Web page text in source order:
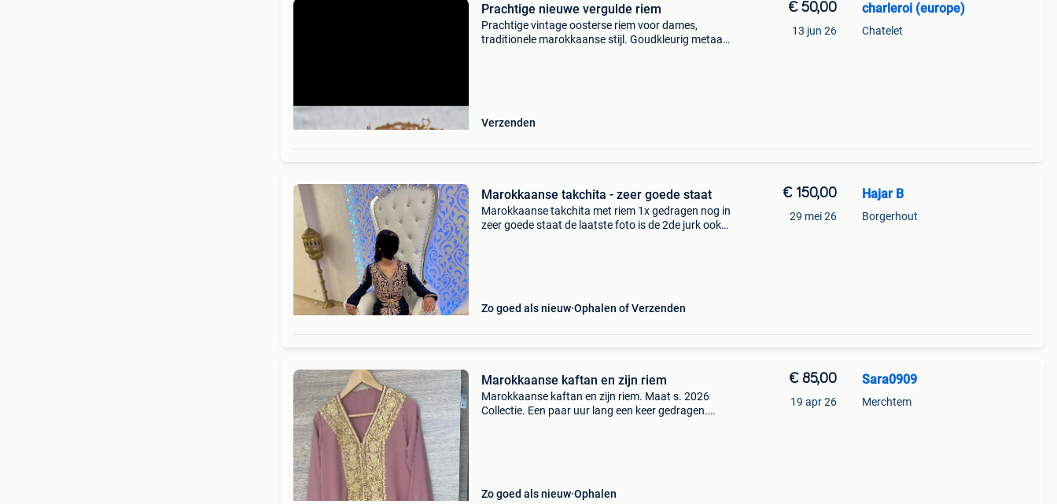
Prachtige nieuwe vergulde riem
Prachtige vintage oosterse riem voor dames,
traditionele marokkaanse stijl. Goudkleurig metaal
Verzenden
€ 50,00
13 jun 26
charleroi (europe)
Chatelet
Marokkaanse takchita - zeer goede staat
Marokkaanse takchita met riem 1x gedragen nog in
zeer goede staat de laatste foto is de 2de jurk ook
Zo goed als nieuw Ophalen of Verzenden
€ 150,00
29 mei 26
Hajar B
Borgerhout
Marokkaanse kaftan en zijn riem
Marokkaanse kaftan en zijn riem. Maat s. 2026
Collectie. Een paar uur lang een keer gedragen.
Zo goed als nieuw Ophalen
€ 85,00
19 apr 26
Sara0909
Merchtem